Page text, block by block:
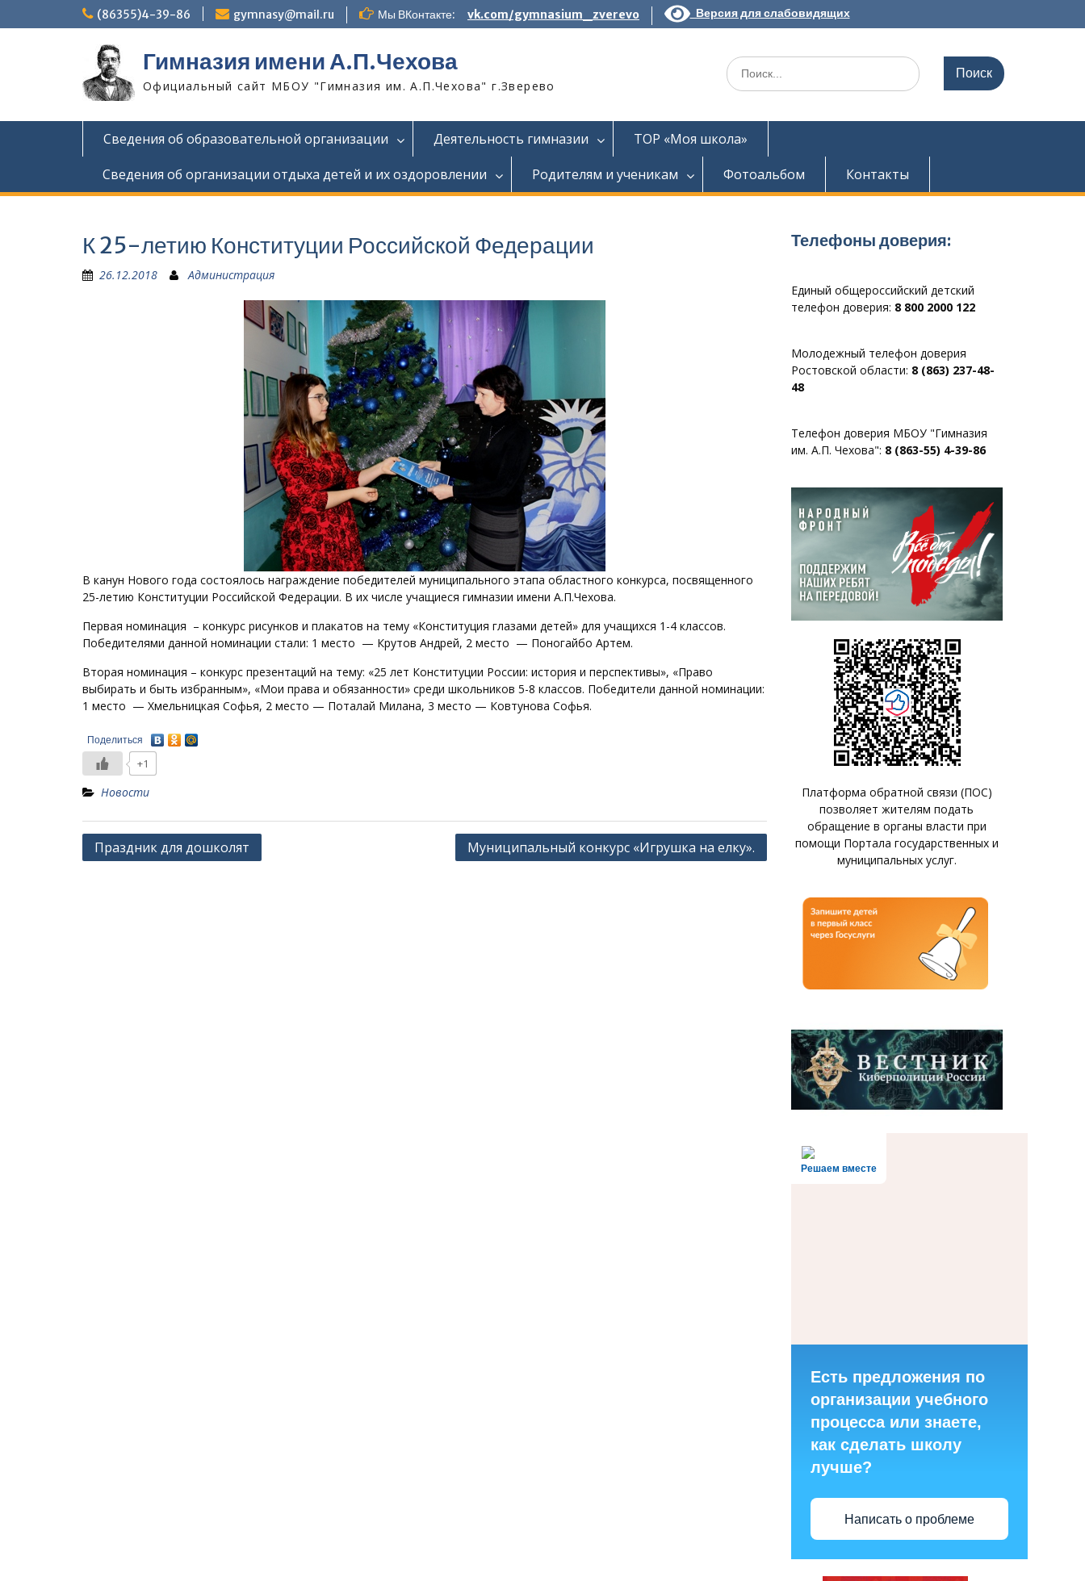
to
(86355)4-39-86 gymnasy@mail.ru Мы ВКонтакте: vk.com/gymnasium_zverevo Версия для слабовидящих
Гимназия имени А.П.Чехова
Официальный сайт МБОУ "Гимназия им. А.П.Чехова" г.Зверево
Search
for:
Сведения об образовательной организации Деятельность гимназии
ТОР «Моя школа»
Сведения об организации отдыха детей и их оздоровлении
Родителям и ученикам Фотоальбом Контакты
К 25-летию Конституции Российской Федерации
26.12.2018 Администрация
В канун Нового года состоялось награждение победителей муниципального этапа областного конкурса, посвященного
25-летию Конституции Российской Федерации. В их числе учащиеся гимназии имени А.П.Чехова.
Первая номинация – конкурс рисунков и плакатов на тему «Конституция глазами детей» для учащихся 1-4 классов.
Победителями данной номинации стали: 1 место — Крутов Андрей, 2 место — Поногайбо Артем.
Вторая номинация – конкурс презентаций на тему: «25 лет Конституции России: история и перспективы», «Право
выбирать и быть избранным», «Мои права и обязанности» среди школьников 5-8 классов. Победители данной номинации:
1 место — Хмельницкая Софья, 2 место — Поталай Милана, 3 место — Ковтунова Софья.
Поделиться
+1
Новости
Навигация
Праздник для дошколят Муниципальный конкурс «Игрушка на елку».
Телефоны доверия:
Единый общероссийский детский
телефон доверия: 8 800 2000 122
Молодежный телефон доверия
Ростовской области: 8 (863) 237-48-
48
Телефон доверия МБОУ "Гимназия
им. А.П. Чехова": 8 (863-55) 4-39-86
Платформа обратной связи (ПОС)
позволяет жителям подать
обращение в органы власти при
помощи Портала государственных и
муниципальных услуг.
Решаем вместе
Есть предложения по
организации учебного
процесса или знаете,
как сделать школу
лучше?
Написать о проблеме